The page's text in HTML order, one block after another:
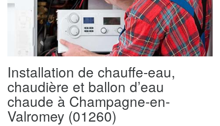
Installation de chauffe-eau,
chaudière et ballon d’eau
chaude à Champagne-en-
Valromey (01260)